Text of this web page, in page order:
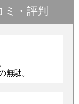
・評判
無駄。